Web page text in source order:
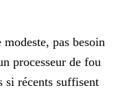
modeste, pas besoin
processeur de fou
si récents suffisent